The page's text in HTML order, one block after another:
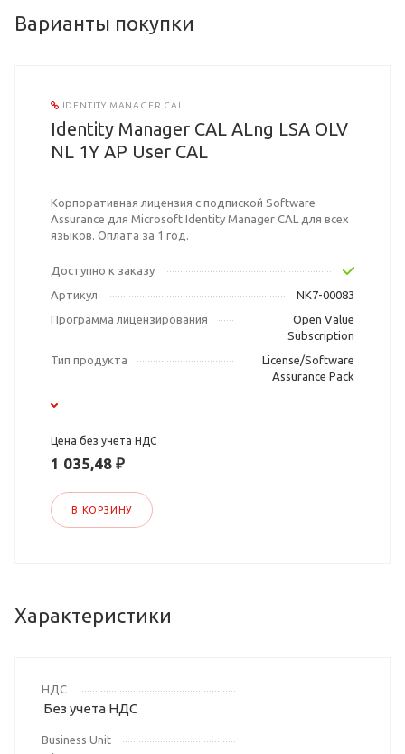
Варианты покупки
IDENTITY MANAGER CAL
Identity Manager CAL ALng LSA OLV
NL 1Y AP User CAL
Корпоративная лицензия с подпиской Software
Assurance для Microsoft Identity Manager CAL для всех
языков. Оплата за 1 год.
Доступно к заказу
Артикул
NK7-00083
Программа лицензирования
Open Value
Subscription
Тип продукта
License/Software
Assurance Pack
Цена без учета НДС
1 035,48 ₽
В КОРЗИНУ
Характеристики
НДС
Без учета НДС
Business Unit